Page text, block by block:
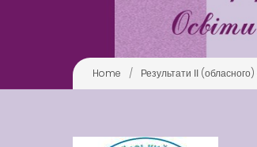
Home / Результати ІІ